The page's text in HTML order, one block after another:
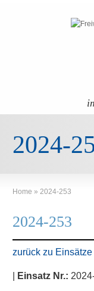
2024-
Home » 2024-253
2024-253
zurück zu
Einsatz Nr.: